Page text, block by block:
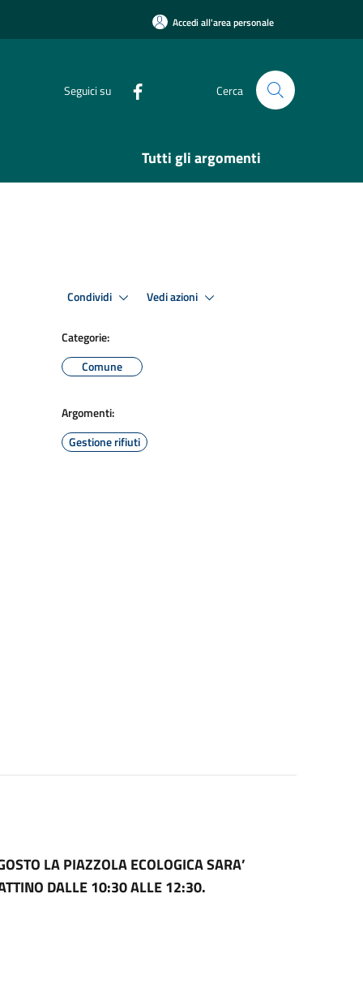
Accedi all'area personale
Seguici su Cerca
Tutti gli argomenti
Condividi Vedi azioni
Categorie:
Comune
Argomenti:
Gestione rifiuti
LA PIAZZOLA ECOLOGICA SARA’
DALLE 10:30 ALLE 12:30.